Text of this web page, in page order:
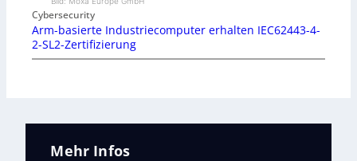
Cybersecurity
Arm-basierte Industriecomputer erhalten IEC62443-4-
2-SL2-Zertifizierung
Mehr Infos